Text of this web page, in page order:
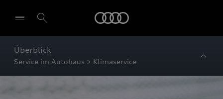
Überblick
Service im Autohaus > Klimaservice